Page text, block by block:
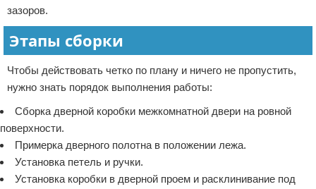
зазоров.
Этапы сборки
Чтобы действовать четко по плану и ничего не пропустить,
нужно знать порядок выполнения работы:
Сборка дверной коробки межкомнатной двери на ровной
поверхности.
Примерка дверного полотна в положении лежа.
Установка петель и ручки.
Установка коробки в дверной проем и расклинивание под